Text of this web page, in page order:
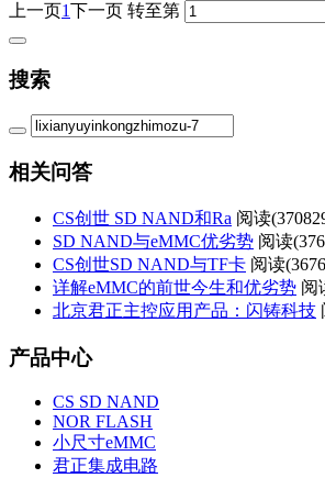
上一页1下一页 转至第
搜索
相关问答
CS创世 SD NAND和Ra 阅读(
SD NAND与eMMC优劣势 阅读(
CS创世SD NAND与TF卡 阅读(
详解eMMC的前世今生和优劣势 阅
北京君正主控应用产品：闪铸科技
产品中心
CS SD NAND
NOR FLASH
小尺寸eMMC
君正集成电路